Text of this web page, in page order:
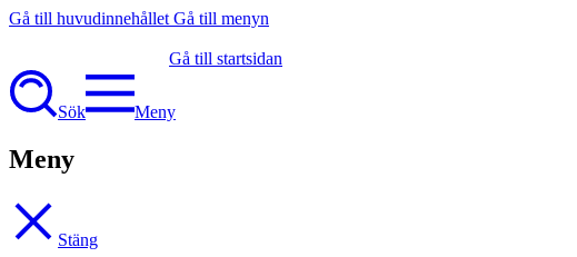
Gå till huvudinnehållet Gå till menyn
Gå till startsidan
Sök Meny
Meny
Stäng